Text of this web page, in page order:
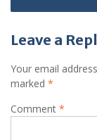
Leave a
Your email
marked *
Comment *